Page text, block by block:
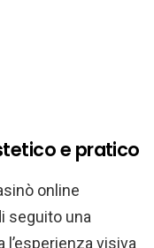
e pratico
online
seguito una
visiva